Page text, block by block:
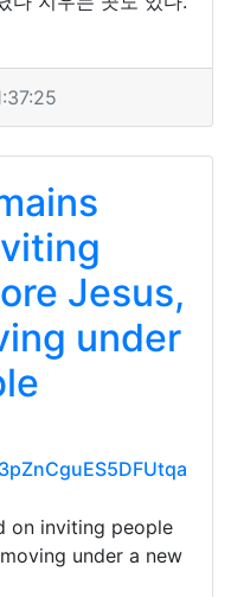
Jesus,
under
on inviting people
under a new